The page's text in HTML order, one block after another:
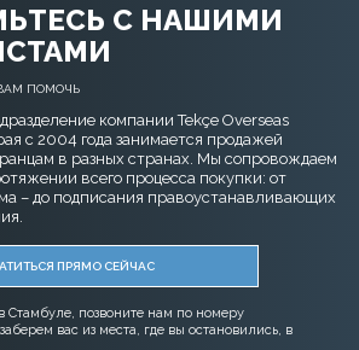
С НАШИМИ
ПОМОЧЬ
компании Tekçe Overseas
с 2004 года занимается продажей
в разных странах. Мы сопровождаем
всего процесса покупки: от
– до подписания правоустанавливающих
ПРЯМО СЕЙЧАС
Стамбуле, позвоните нам по номеру
вас из места, где вы остановились, в